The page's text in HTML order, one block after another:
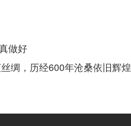
做好
绸，历经600年沧桑依旧辉煌